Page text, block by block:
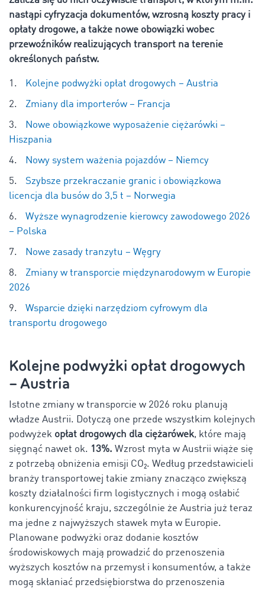
nastąpi cyfryzacja dokumentów, wzrosną koszty pracy i
opłaty drogowe, a także nowe obowiązki wobec
przewoźników realizujących transport na terenie
określonych państw.
Kolejne podwyżki opłat drogowych – Austria
Zmiany dla importerów – Francja
Nowe obowiązkowe wyposażenie ciężarówki –
Hiszpania
Nowy system ważenia pojazdów – Niemcy
Szybsze przekraczanie granic i obowiązkowa
licencja dla busów do 3,5 t – Norwegia
Wyższe wynagrodzenie kierowcy zawodowego 2026
– Polska
Nowe zasady tranzytu – Węgry
Zmiany w transporcie międzynarodowym w Europie
2026
Wsparcie dzięki narzędziom cyfrowym dla
transportu drogowego
Kolejne podwyżki opłat drogowych
– Austria
Istotne zmiany w transporcie w 2026 roku planują
władze Austrii. Dotyczą one przede wszystkim kolejnych
podwyżek opłat drogowych dla ciężarówek, które mają
sięgnąć nawet ok. 13%. Wzrost myta w Austrii wiąże się
z potrzebą obniżenia emisji CO₂. Według przedstawicieli
branży transportowej takie zmiany znacząco zwiększą
koszty działalności firm logistycznych i mogą osłabić
konkurencyjność kraju, szczególnie że Austria już teraz
ma jedne z najwyższych stawek myta w Europie.
Planowane podwyżki oraz dodanie kosztów
środowiskowych mają prowadzić do przenoszenia
wyższych kosztów na przemysł i konsumentów, a także
mogą skłaniać przedsiębiorstwa do przenoszenia